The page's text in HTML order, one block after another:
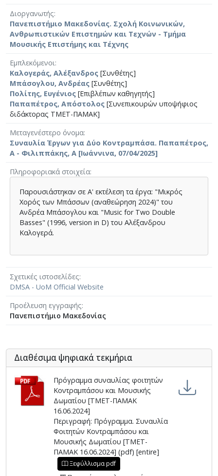
Διοργανωτής
Πανεπιστήμιο Μακεδονίας. Σχολή Κοινωνικών,
Ανθρωπιστικών Επιστημών και Τεχνών - Τμήμα
Μουσικής Επιστήμης και Τέχνης
Εμπλεκόμενοι
Καλογεράς, Αλέξανδρος [Συνθέτης]
Μπάσογλου, Ανδρέας [Συνθέτης]
Πολίτης, Ευγένιος [Επιβλέπων καθηγητής]
Παπαπέτρος, Απόστολος [Συνεπικουρών υποψήφιος
διδάκτορας ΤΜΕΤ-ΠΑΜΑΚ]
Μεταγενέστερο όνομα
Συναυλία Έργων για Δύο Κοντραμπάσα. Παπαπέτρος,
Α - Φιλιππάκης, Α [Ιωάννινα, 07/04/2025]
Πληροφοριακά στοιχεία
Παρουσιάστηκαν σε Α' εκτέλεση τα έργα: "Μικρός
Χορός των Μπάσσων (αναθεώρηση 2024)" του
Ανδρέα Μπάσογλου και "Music for Two Double
Basses" (1996, version in D) του Αλέξανδρου
Καλογερά.
Σχετικές ιστοσελίδες
DMSA - UoM Official Website
Προέλευση εγγραφής
Πανεπιστήμιο Μακεδονίας
Διαθέσιμα ψηφιακά τεκμήρια
Πρόγραμμα συναυλίας φοιτητών
Κοντραμπάσου και Μουσικής
Δωματίου [ΤΜΕΤ-ΠΑΜΑΚ
16.06.2024]
Περιγραφή: Πρόγραμμα. Συναυλία
Φοιτητών Κοντραμπάσου και
Μουσικής Δωματίου [ΤΜΕΤ-
ΠΑΜΑΚ 16.06.2024] (pdf) [entire]
Ξεφύλλισμα pdf